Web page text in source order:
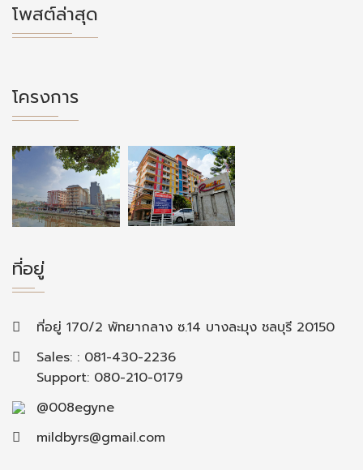
โพสต์ล่าสุด
โครงการ
ที่อยู่
ที่อยู่ 170/2 พัทยากลาง ซ.14 บางละมุง ชลบุรี 20150
Sales: : 081-430-2236
Support: 080-210-0179
@008egyne
mildbyrs@gmail.com